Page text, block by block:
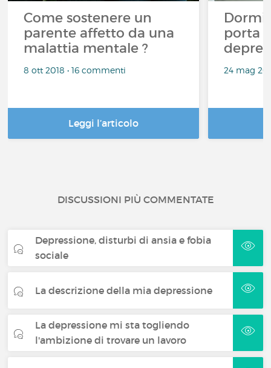
Come sostenere un
parente affetto da una
malattia mentale ?
8 ott 2018 • 16 commenti
Leggi l’articolo
porta
24 mag
DISCUSSIONI PIÙ COMMENTATE
Depressione, disturbi di ansia e fobia
sociale
La descrizione della mia depressione
La depressione mi sta togliendo
l'ambizione di trovare un lavoro